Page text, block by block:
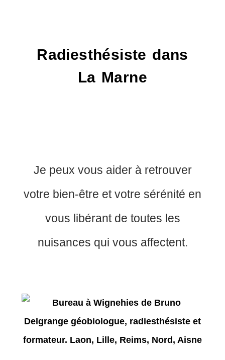
Radiesthésiste dans
La Marne
Je peux vous aider à retrouver
votre bien-être et votre sérénité en
vous libérant de toutes les
nuisances qui vous affectent.